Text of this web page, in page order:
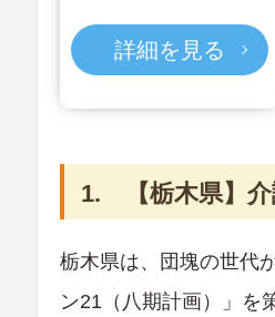
詳細を見る
1. 【栃木県】介
栃木県は、団塊の世代
ン21（八期計画）」を